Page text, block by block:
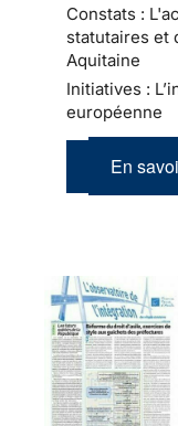
Constats :
statutaires et
Aquitaine
Initiatives :
européenne
En